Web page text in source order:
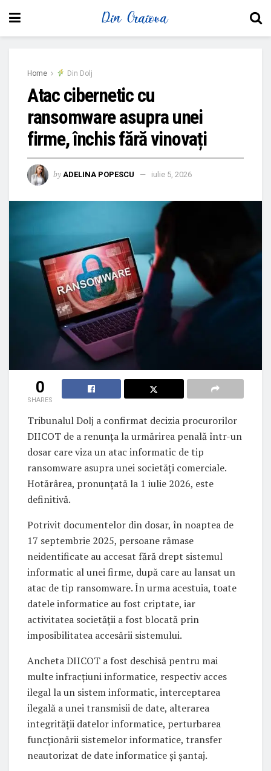
Home Din Dolj
Atac cibernetic cu
ransomware asupra unei
firme, închis fără vinovați
by ADELINA POPESCU iulie 5, 2026
0
SHARES
Tribunalul Dolj a confirmat decizia procurorilor
DIICOT de a renunța la urmărirea penală într-un
dosar care viza un atac informatic de tip
ransomware asupra unei societăți comerciale.
Hotărârea, pronunțată la 1 iulie 2026, este
definitivă.
Potrivit documentelor din dosar, în noaptea de
17 septembrie 2025, persoane rămase
neidentificate au accesat fără drept sistemul
informatic al unei firme, după care au lansat un
atac de tip ransomware. În urma acestuia, toate
datele informatice au fost criptate, iar
activitatea societății a fost blocată prin
imposibilitatea accesării sistemului.
Ancheta DIICOT a fost deschisă pentru mai
multe infracțiuni informatice, respectiv acces
ilegal la un sistem informatic, interceptarea
ilegală a unei transmisii de date, alterarea
integrității datelor informatice, perturbarea
funcționării sistemelor informatice, transfer
neautorizat de date informatice și șantaj.